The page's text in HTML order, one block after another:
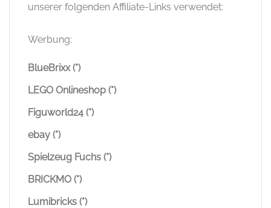
unserer folgenden Affiliate-Links verwendet:
Werbung:
BlueBrixx (*)
LEGO Onlineshop (*)
Figuworld24 (*)
ebay (*)
Spielzeug Fuchs (*)
BRICKMO (*)
Lumibricks (*)